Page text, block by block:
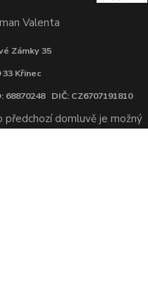
Valenta
Zámky 35
33 Křinec
68870248 DIČ: CZ6707191810
předchozí domluvě je možný